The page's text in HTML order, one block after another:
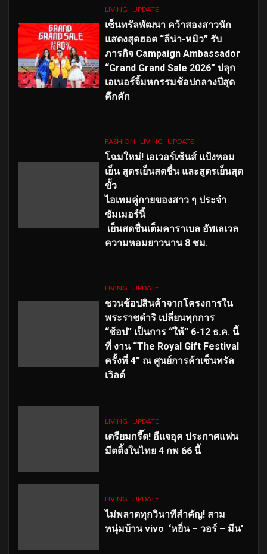
LIVING UPDATE
เซ็นทรัลพัฒนา คว้าสองสาวนัก
แสดงสุดฮอต “ลีน่า-หมิว” รับ
ภารกิจ Campaign Ambassador
“Grand Grand Sale 2026” ปลุก
เอเนอร์จี้มหกรรมช้อปกลางปีสุด
คึกคัก
FASHION LIVING UPDATE
โฉมใหม่! เอเวอร์เซ้นส์ แป้งหอม
เย็น สูตรเย็นสดชื่น และสูตรเย็นสุด
ขั้ว
ไอเทมคู่กายของสาว ๆ ประจำ
ซัมเมอร์นี้
เย็นสดชื่นเต็มคาราเบล อัพเลเวล
ความหอมยาวนาน 8 ชม.
LIVING UPDATE
ชวนช้อปสินค้าจากโครงการใน
พระราชดำริ เปลี่ยนทุกการ
“ช้อป” เป็นการ “ให้” 6-12 ธ.ค. นี้
ที่ งาน “The Royal Gift Festival
ครั้งที่ 4” ณ ศูนย์การค้าเซ็นทรัล
เวิลด์
LIVING UPDATE
เตรียมกรี๊ด! อีแจอุค ประกาศแฟน
มีตติ้งในไทย 4 กพ 66 นี้
LIVING UPDATE
ไม่พลาดทุกวินาทีสำคัญ! สาม
หนุ่มบ้าน vivo ‘หยิ่น – วอร์ – มีน’